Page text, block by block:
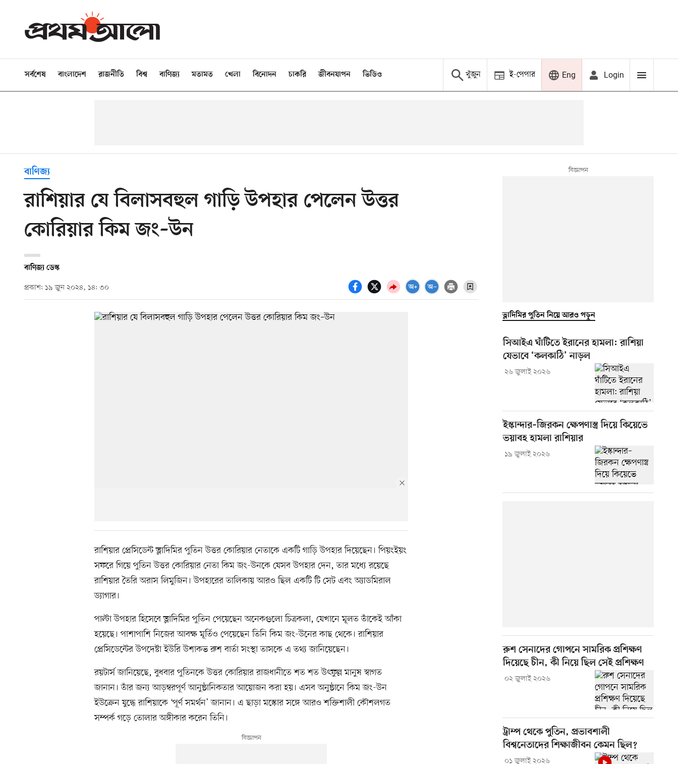
সর্বশেষ বাংলাদেশ রাজনীতি বিশ্ব বাণিজ্য মতামত খেলা বিনোদন চাকরি জীবনযাপন ভিডিও খুঁজুন ই-পেপার Eng Login
বাণিজ্য
রাশিয়ার যে বিলাসবহুল গাড়ি উপহার পেলেন উত্তর
কোরিয়ার কিম জং–উন
বাণিজ্য ডেস্ক
প্রকাশ: ১৯ জুন ২০২৪, ১৪: ৩০
রাশিয়ার প্রেসিডেন্ট ভ্লাদিমির পুতিন উত্তর কোরিয়ার নেতাকে একটি গাড়ি উপহার দিয়েছেন। পিয়ংইয়ং
সফরে গিয়ে পুতিন উত্তর কোরিয়ার নেতা কিম জং-উনকে যেসব উপহার দেন, তার মধ্যে রয়েছে
রাশিয়ার তৈরি অরাস লিমুজিন। উপহারের তালিকায় আরও ছিল একটি টি সেট এবং অ্যাডমিরাল
ড্যাগার।
পাল্টা উপহার হিসেবে ভ্লাদিমির পুতিন পেয়েছেন অনেকগুলো চিত্রকলা, যেখানে মূলত তাঁকেই আঁকা
হয়েছে। পাশাপাশি নিজের আবক্ষ মূর্তিও পেয়েছেন তিনি কিম জং-উনের কাছ থেকে। রাশিয়ার
প্রেসিডেন্টের উপদেষ্টা ইউরি উশাকভ রুশ বার্তা সংস্থা তাসকে এ তথ্য জানিয়েছেন।
রয়টার্স জানিয়েছে, বুধবার পুতিনকে উত্তর কোরিয়ার রাজধানীতে শত শত উৎফুল্ল মানুষ স্বাগত
জানান। তাঁর জন্য আড়ম্বরপূর্ণ আনুষ্ঠানিকতার আয়োজন করা হয়। এসব অনুষ্ঠানে কিম জং-উন
ইউক্রেন যুদ্ধে রাশিয়াকে ‘পূর্ণ সমর্থন’ জানান। এ ছাড়া মস্কোর সঙ্গে আরও শক্তিশালী কৌশলগত
সম্পর্ক গড়ে তোলার অঙ্গীকার করেন তিনি।
ভ্লাদিমির পুতিন নিয়ে আরও পড়ুন
সিআইএ ঘাঁটিতে ইরানের হামলা: রাশিয়া
যেভাবে ‘কলকাঠি’ নাড়ল
২৬ জুলাই ২০২৬
ইস্কান্দার–জিরকন ক্ষেপণাস্ত্র দিয়ে কিয়েভে
ভয়াবহ হামলা রাশিয়ার
১৯ জুলাই ২০২৬
রুশ সেনাদের গোপনে সামরিক প্রশিক্ষণ
দিয়েছে চীন, কী নিয়ে ছিল সেই প্রশিক্ষণ
০২ জুলাই ২০২৬
ট্রাম্প থেকে পুতিন, প্রভাবশালী
বিশ্বনেতাদের শিক্ষাজীবন কেমন ছিল?
০১ জুলাই ২০২৬